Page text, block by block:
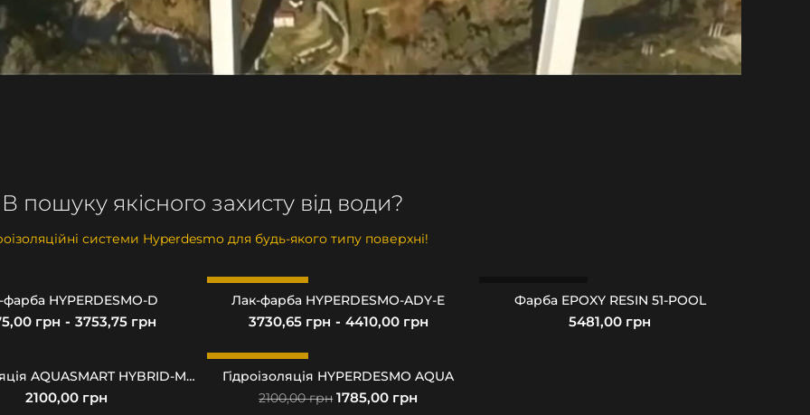
В пошуку якісного захисту від води?
системи Hyperdesmo для будь-якого типу поверхні!
HYPERDESMO-D
грн грн
РОЗПРОДАЖ
Лак-фарба HYPERDESMO-ADY-E
грн грн
Фарба EPOXY RESIN 51-POOL
грн
Гідроізоляція AQUASMART HYBRID-MONO
грн
РОЗПРОДАЖ
Гідроізоляція HYPERDESMO AQUA
2100,00грн 1785,00 грн